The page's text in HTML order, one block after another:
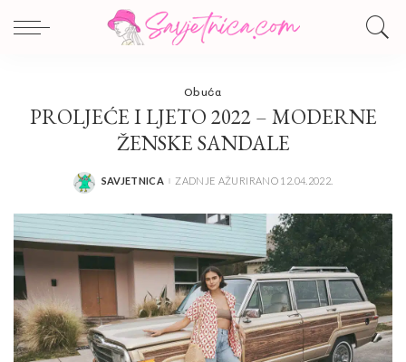
Obuća
PROLJEĆE I LJETO 2022 – MODERNE
ŽENSKE SANDALE
POSTED
SAVJETNICA ZADNJE AŽURIRANO 12.04.2022.